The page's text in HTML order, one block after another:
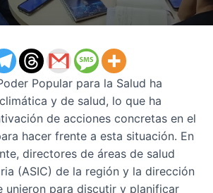
Popular para la Salud ha
y de salud, lo que ha
de acciones concretas en el
hacer frente a esta situación. En
directores de áreas de salud
(ASIC) de la región y la dirección
unieron para discutir y planificar